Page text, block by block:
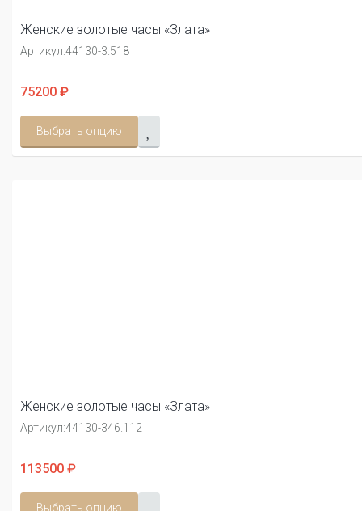
Женские золотые часы «Злата»
Артикул:44130-3.518
75200 ₽
Выбрать опцию
Женские золотые часы «Злата»
Артикул:44130-346.112
113500 ₽
Выбрать опцию